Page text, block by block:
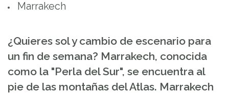
Marrakech
¿Quieres sol y cambio de escenario para
un fin de semana? Marrakech, conocida
como la "Perla del Sur", se encuentra al
pie de las montañas del Atlas. Marrakech